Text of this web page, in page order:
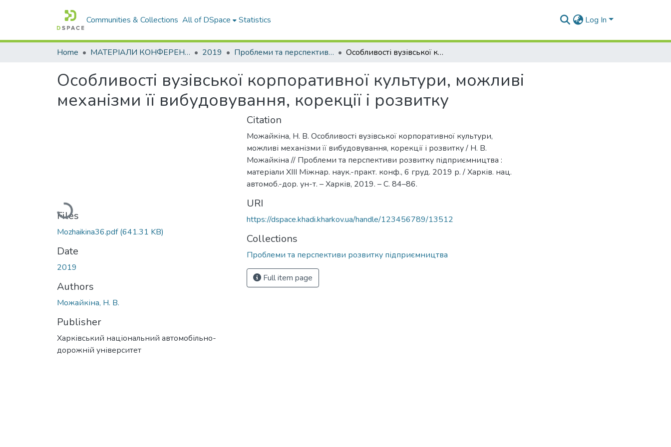
Communities & Collections All of DSpace Statistics Log In
Home МАТЕРІАЛИ КОНФЕРЕНЦІЙ 2019 Проблеми та перспективи розвитку підприємництва Особливості вузівської корпоративної культури, можливі механізми її вибудовування, корекції і розвитку
Особливості вузівської корпоративної культури, можливі
механізми її вибудовування, корекції і розвитку
Loading...
Files
Mozhaikina36.pdf(641.31 KB)
Date
2019
Authors
Можайкіна, Н. В.
Publisher
Харківський національний автомобільно-
дорожній університет
Citation
Можайкіна, Н. В. Особливості вузівської корпоративної культури,
можливі механізми її вибудовування, корекції і розвитку / Н. В.
Можайкіна // Проблеми та перспективи розвитку підприємництва :
матеріали XIII Міжнар. наук.-практ. конф., 6 груд. 2019 р. / Харків. нац.
автомоб.-дор. ун-т. – Харків, 2019. – С. 84–86.
URI
https://dspace.khadi.kharkov.ua/handle/123456789/13512
Collections
Проблеми та перспективи розвитку підприємництва
Full item page